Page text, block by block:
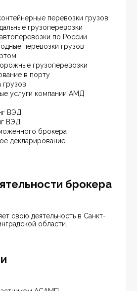
перевозки грузов
грузоперевозки
по России
перевозки грузов
грузоперевозки
в порту
грузов
услуги компании АМД
ВЭД
ВЭД
брокера
декларирование
брокера
свою деятельность в Санкт-
области.